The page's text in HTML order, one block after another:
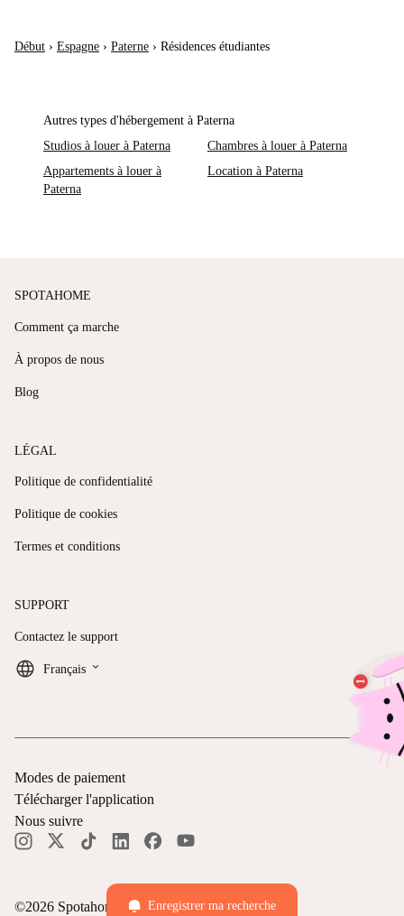
Début › Espagne › Paterne › Résidences étudiantes
Autres types d'hébergement à Paterna
Studios à louer à Paterna
Chambres à louer à Paterna
Appartements à louer à
Paterna
Location à Paterna
Enregistrer ma recherche
SPOTAHOME
Comment ça marche
À propos de nous
Blog
LÉGAL
Politique de confidentialité
Politique de cookies
Termes et conditions
SUPPORT
Contactez le support
Français keyboard_arrow_down
©2026 Spotahome — Tous droits réservés
Modes de paiement
Télécharger l'application
Nous suivre